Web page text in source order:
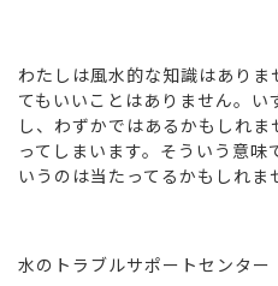
わたしは風水的な知識はあり
てもいいことはありません。
し、わずかではあるかもしれ
ってしまいます。そういう意
いうのは当たってるかもしれま
水のトラブルサポートセンター